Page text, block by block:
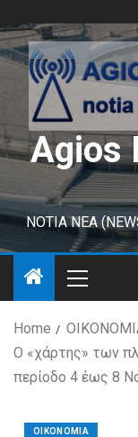
Agios
ΝΟΤΙΑ ΝΕΑ
Home
Ο «χάρτης» των
περίοδο 4 έως 8
ΟΙΚΟΝΟΜΙΑ